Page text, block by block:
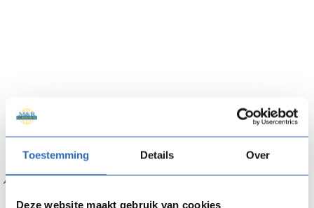
Toestemming Details Over
Deze website maakt gebruik van cookies